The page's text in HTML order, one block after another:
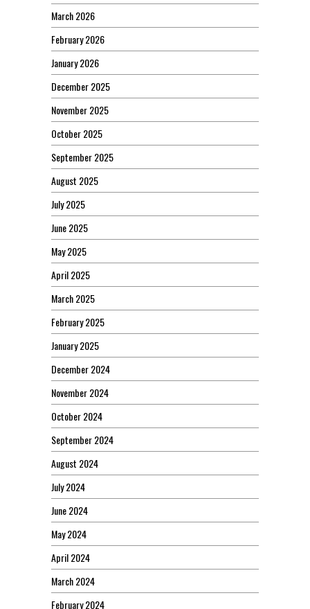
March 2026
February 2026
January 2026
December 2025
November 2025
October 2025
September 2025
August 2025
July 2025
June 2025
May 2025
April 2025
March 2025
February 2025
January 2025
December 2024
November 2024
October 2024
September 2024
August 2024
July 2024
June 2024
May 2024
April 2024
March 2024
February 2024